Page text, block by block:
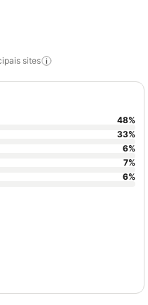
sites
48%
33%
6%
7%
6%